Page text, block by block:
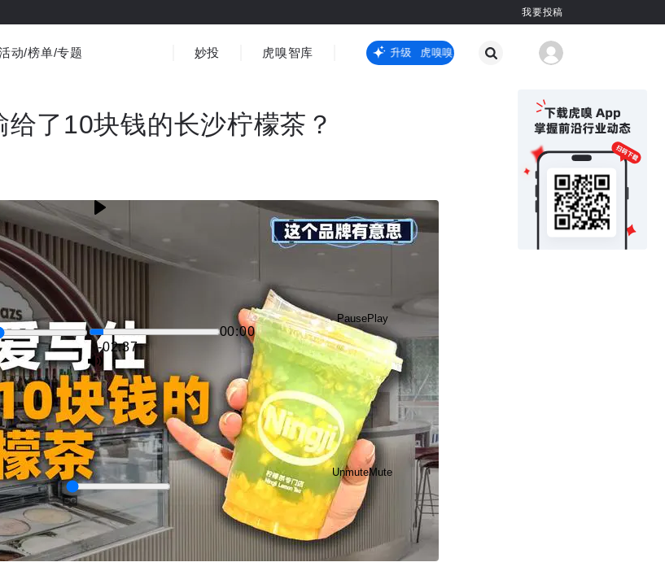
我要投稿
医疗 3C数码 观点 其他
动/榜单/专题 妙投 虎嗅智库 虎嗅嗅全新升级 虎嗅嗅全新升级
了10块钱的长沙柠檬茶？
PausePlay
00:00
-02:37
UnmuteMute